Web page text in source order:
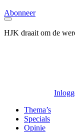
Abonneer
HJK draait om de
Thema’s
Specials
Opinie